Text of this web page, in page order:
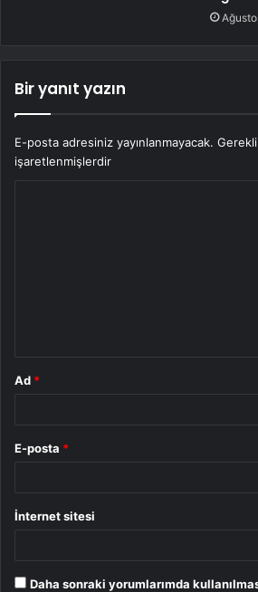
Bir yanıt yazın
E-posta adresiniz yayınlanmayacak.
işaretlenmişlerdir
Ad *
E-posta *
İnternet sitesi
Daha sonraki yorumlarımda